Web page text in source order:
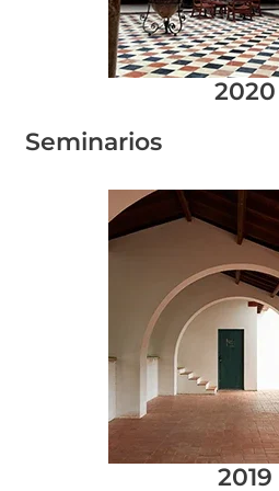
2020
Seminarios
2019